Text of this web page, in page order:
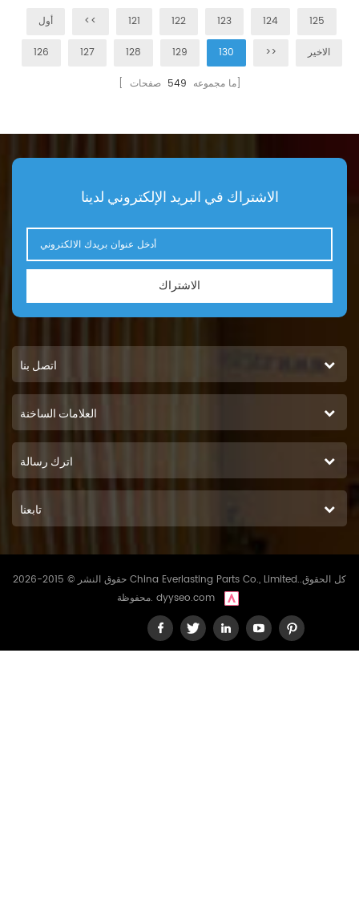
أول << 121 122 123 124 125
126 127 128 129 130 >> الاخير
[ ما مجموعه 549 صفحات]
الاشتراك في البريد الإلكتروني لدينا
الاشتراك
اتصل بنا
العلامات الساخنة
اترك رسالة
تابعنا
حقوق النشر © 2015-2026 China Everlasting Parts Co., Limited..كل الحقوق
محفوظة. dyyseo.com